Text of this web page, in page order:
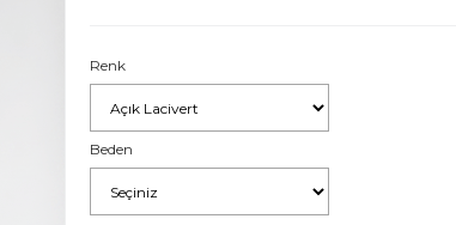
Renk
Beden